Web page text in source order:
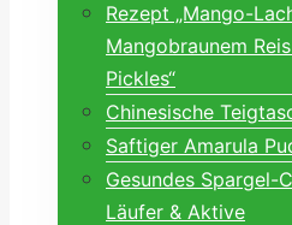
Rezept „Mango-
Mangobraunem
Pickles“
Chinesische
Saftiger Amarula
Gesundes Spargel-
Läufer & Aktive